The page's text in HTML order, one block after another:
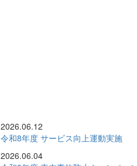
2026.06.12
令和8年度 サービス向上運動実施
2026.06.04